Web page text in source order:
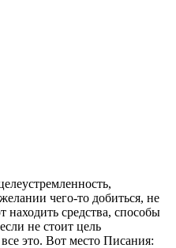
чего-то добиться, не
находить средства, способы
не стоит цель
это. Вот место Писания: